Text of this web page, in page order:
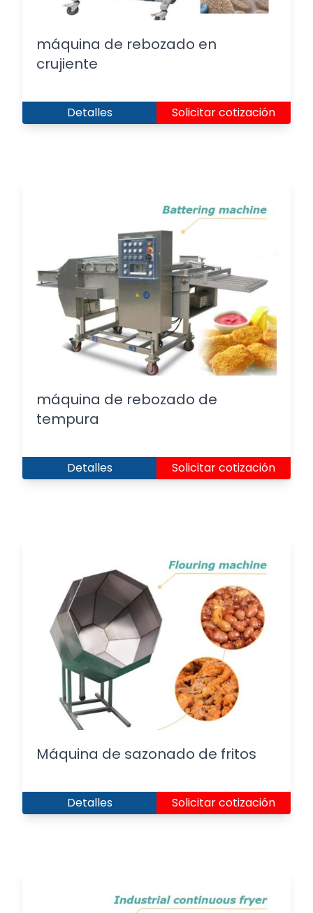
máquina de rebozado en
crujiente
Detalles Solicitar cotización
máquina de rebozado de
tempura
Detalles Solicitar cotización
Máquina de sazonado de fritos
Detalles Solicitar cotización